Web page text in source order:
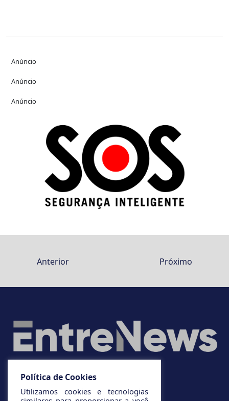
Anúncio
Anúncio
Anúncio
Anterior Próximo
Política de Cookies
Utilizamos cookies e tecnologias